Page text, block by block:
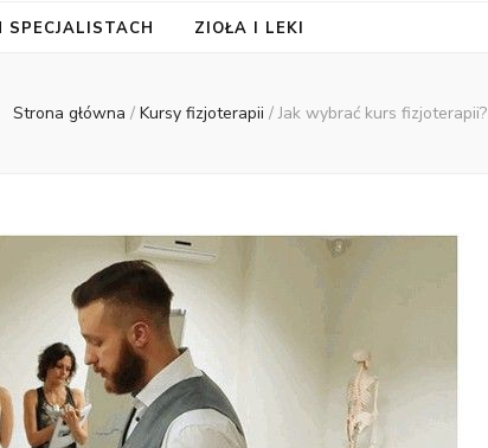
SPECJALISTACH ZIOŁA I LEKI
Strona główna / Kursy fizjoterapii / Jak wybrać kurs fizjoterapii?